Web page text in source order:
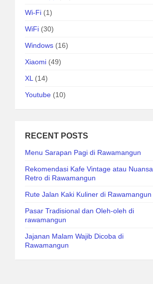
Wi-Fi (1)
WiFi (30)
Windows (16)
Xiaomi (49)
XL (14)
Youtube (10)
RECENT POSTS
Menu Sarapan Pagi di Rawamangun
Rekomendasi Kafe Vintage atau Nuansa
Retro di Rawamangun
Rute Jalan Kaki Kuliner di Rawamangun
Pasar Tradisional dan Oleh-oleh di
rawamangun
Jajanan Malam Wajib Dicoba di
Rawamangun